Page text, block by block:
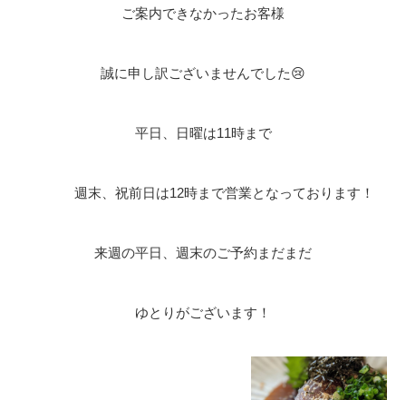
ご案内できなかったお客様
誠に申し訳ございませんでした😢
平日、日曜は11時まで
週末、祝前日は12時まで営業となっております！
来週の平日、週末のご予約まだまだ
ゆとりがございます！